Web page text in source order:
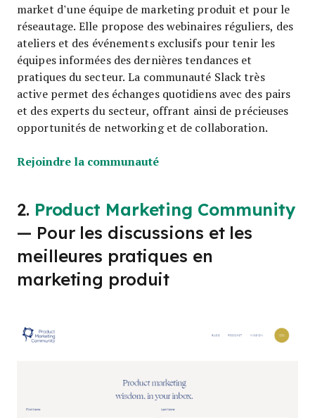
market d’une équipe de marketing produit et pour le
réseautage. Elle propose des webinaires réguliers, des
ateliers et des événements exclusifs pour tenir les
équipes informées des dernières tendances et
pratiques du secteur. La communauté Slack très
active permet des échanges quotidiens avec des pairs
et des experts du secteur, offrant ainsi de précieuses
opportunités de networking et de collaboration.
Rejoindre la communautéOpens new window
2. Product Marketing Community
— Pour les discussions et les
meilleures pratiques en
marketing produit